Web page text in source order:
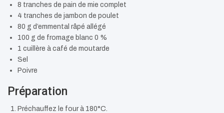
8 tranches de pain de mie complet
4 tranches de jambon de poulet
80 g d’emmental râpé allégé
100 g de fromage blanc 0 %
1 cuillère à café de moutarde
Sel
Poivre
Préparation
Préchauffez le four à 180°C.